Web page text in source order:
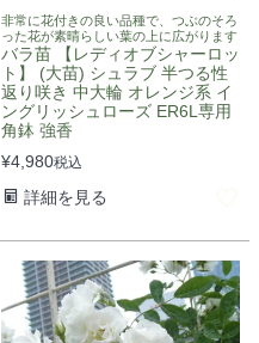
非常に花付きの良い品種で、つぶのそろ
った花が素晴らしい葉の上に広がります
バラ苗 【レディオブシャーロッ
ト】 (大苗) シュラブ 半つる性
返り咲き 中大輪 オレンジ系 イ
ングリッシュローズ ER6L専用
角鉢 強香
¥4,980税込
詳細を見る